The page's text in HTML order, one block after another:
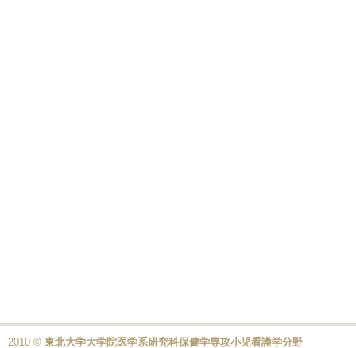
2010 © 東北大学大学院医学系研究科保健学専攻小児看護学分野